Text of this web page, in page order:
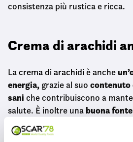
consistenza più rustica e ricca.
Crema di arachidi
Lacrema di arachidiè anche
energia, grazie al suo contenuto
sani che contribuiscono a
salute. È inoltre una buona
minerali,tra cui la vitamina E, il
potassio, nutrienti essenziali per